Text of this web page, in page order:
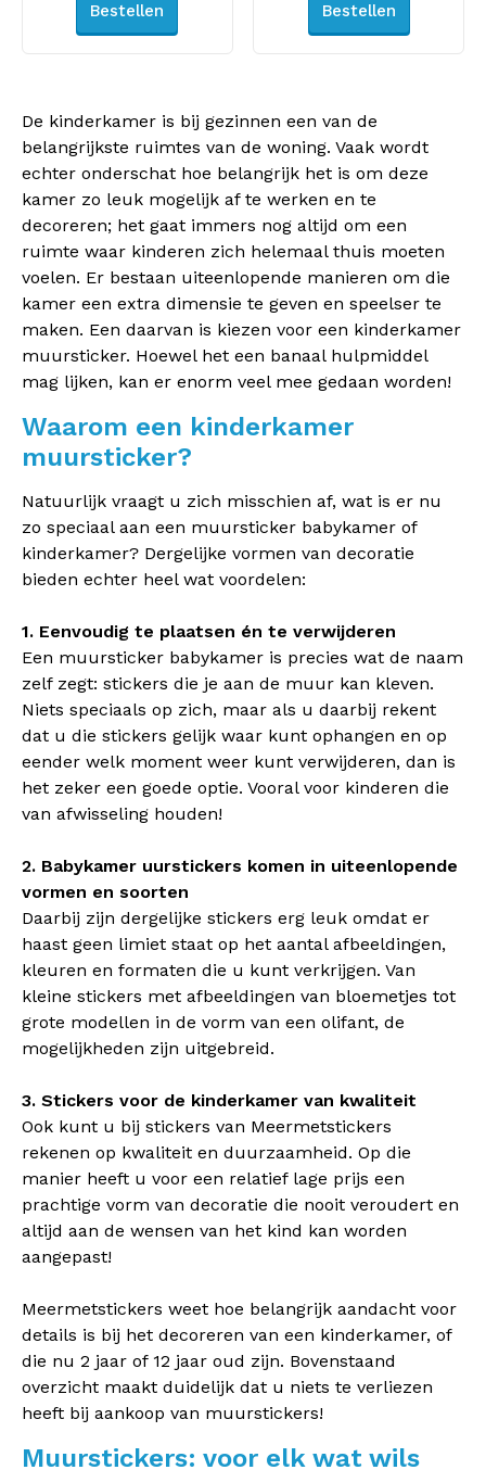
Bestellen Bestellen
De kinderkamer is bij gezinnen een van de
belangrijkste ruimtes van de woning. Vaak wordt
echter onderschat hoe belangrijk het is om deze
kamer zo leuk mogelijk af te werken en te
decoreren; het gaat immers nog altijd om een
ruimte waar kinderen zich helemaal thuis moeten
voelen. Er bestaan uiteenlopende manieren om die
kamer een extra dimensie te geven en speelser te
maken. Een daarvan is kiezen voor een kinderkamer
muursticker. Hoewel het een banaal hulpmiddel
mag lijken, kan er enorm veel mee gedaan worden!
Waarom een kinderkamer
muursticker?
Natuurlijk vraagt u zich misschien af, wat is er nu
zo speciaal aan een muursticker babykamer of
kinderkamer? Dergelijke vormen van decoratie
bieden echter heel wat voordelen:
1. Eenvoudig te plaatsen én te verwijderen
Een muursticker babykamer is precies wat de naam
zelf zegt: stickers die je aan de muur kan kleven.
Niets speciaals op zich, maar als u daarbij rekent
dat u die stickers gelijk waar kunt ophangen en op
eender welk moment weer kunt verwijderen, dan is
het zeker een goede optie. Vooral voor kinderen die
van afwisseling houden!
2. Babykamer uurstickers komen in uiteenlopende
vormen en soorten
Daarbij zijn dergelijke stickers erg leuk omdat er
haast geen limiet staat op het aantal afbeeldingen,
kleuren en formaten die u kunt verkrijgen. Van
kleine stickers met afbeeldingen van bloemetjes tot
grote modellen in de vorm van een olifant, de
mogelijkheden zijn uitgebreid.
3. Stickers voor de kinderkamer van kwaliteit
Ook kunt u bij stickers van Meermetstickers
rekenen op kwaliteit en duurzaamheid. Op die
manier heeft u voor een relatief lage prijs een
prachtige vorm van decoratie die nooit veroudert en
altijd aan de wensen van het kind kan worden
aangepast!
Meermetstickers weet hoe belangrijk aandacht voor
details is bij het decoreren van een kinderkamer, of
die nu 2 jaar of 12 jaar oud zijn. Bovenstaand
overzicht maakt duidelijk dat u niets te verliezen
heeft bij aankoop van muurstickers!
Muurstickers: voor elk wat wils